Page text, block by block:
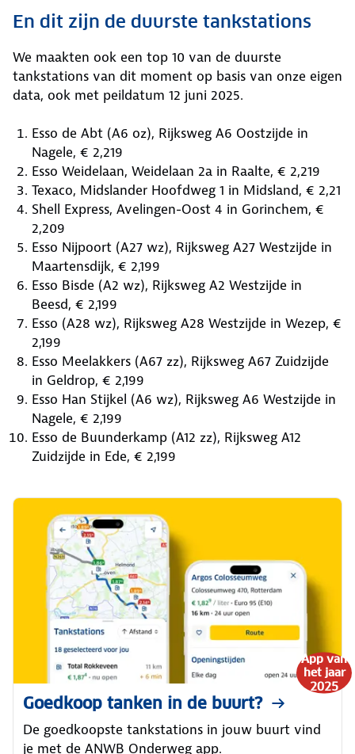
En dit zijn de duurste tankstations
We maakten ook een top 10 van de duurste
tankstations van dit moment op basis van onze eigen
data, ook met peildatum 12 juni 2025.
Esso de Abt (A6 oz), Rijksweg A6 Oostzijde in
Nagele, € 2,219
Esso Weidelaan, Weidelaan 2a in Raalte, € 2,219
Texaco, Midslander Hoofdweg 1 in Midsland, € 2,21
Shell Express, Avelingen-Oost 4 in Gorinchem, €
2,209
Esso Nijpoort (A27 wz), Rijksweg A27 Westzijde in
Maartensdijk, € 2,199
Esso Bisde (A2 wz), Rijksweg A2 Westzijde in
Beesd, € 2,199
Esso (A28 wz), Rijksweg A28 Westzijde in Wezep, €
2,199
Esso Meelakkers (A67 zz), Rijksweg A67 Zuidzijde
in Geldrop, € 2,199
Esso Han Stijkel (A6 wz), Rijksweg A6 Westzijde in
Nagele, € 2,199
Esso de Buunderkamp (A12 zz), Rijksweg A12
Zuidzijde in Ede, € 2,199
App van
het jaar
2025
Goedkoop tanken in de buurt?
De goedkoopste tankstations in jouw buurt vind
je met de ANWB Onderweg app.